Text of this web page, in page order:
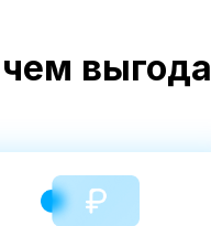
выгода